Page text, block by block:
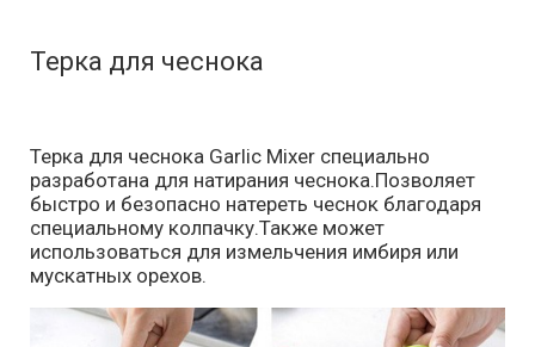
Терка для чеснока
Терка для чеснока Garlic Mixer специально
разработана для натирания чеснока.Позволяет
быстро и безопасно натереть чеснок благодаря
специальному колпачку.Также может
использоваться для измельчения имбиря или
мускатных орехов.